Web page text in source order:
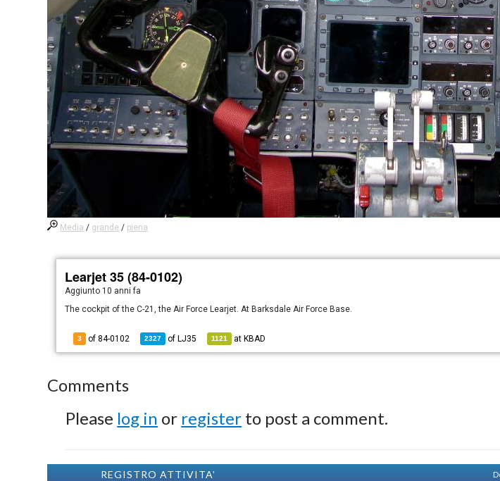
Media / grande / piena
Learjet 35 (84-0102)
Aggiunto 10 anni fa
The cockpit of the C-21, the Air Force Learjet. At Barksdale Air Force Base.
3 of 84-0102 2327 of LJ35 1121 at KBAD
Comments
Please log in or register to post a comment.
REGISTRO ATTIVITA'